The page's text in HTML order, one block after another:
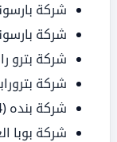
شركة
شركة
شركة بترو
شركة
شركة بنده (4)
شركة بوبا